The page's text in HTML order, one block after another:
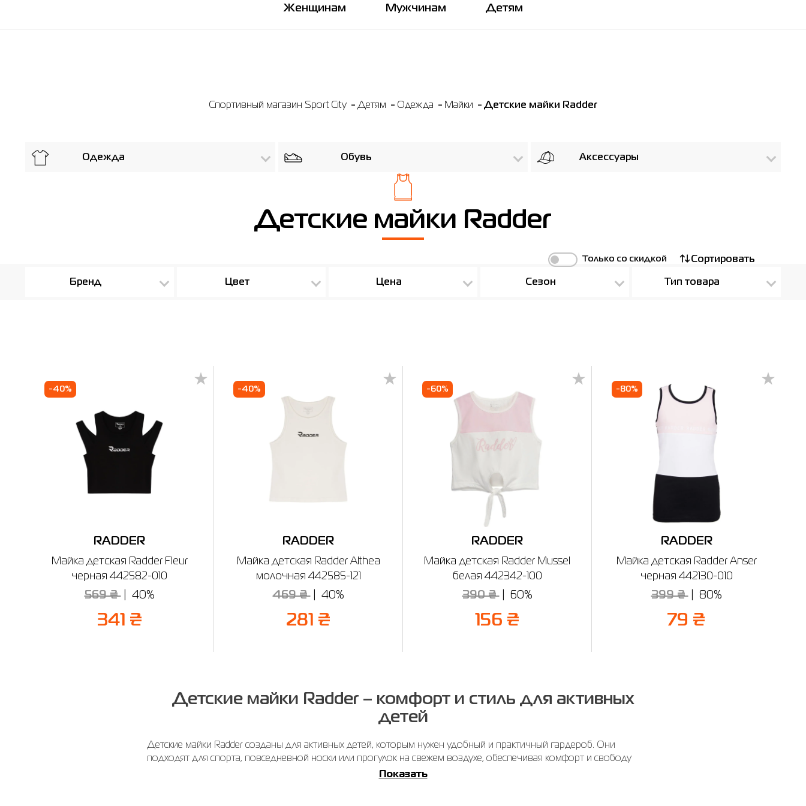
Женщинам Мужчинам Детям
Спортивный магазин Sport City Детям Одежда Майки Детские майки Radder
Одежда Обувь Аксессуары
Детские майки Radder
Только со скидкой Сортировать
Бренд Цвет Цена Сезон Тип товара
-40%
RADDER
Майка детская Radder Fleur
черная 442582-010
569 ₴ 40%
341 ₴
-40%
RADDER
Майка детская Radder Althea
молочная 442585-121
469 ₴ 40%
281 ₴
-60%
RADDER
Майка детская Radder Mussel
белая 442342-100
390 ₴ 60%
156 ₴
-80%
RADDER
Майка детская Radder Anser
черная 442130-010
399 ₴ 80%
79 ₴
Детские майки Radder – комфорт и стиль для активных
детей
Детские майки Radder созданы для активных детей, которым нужен удобный и практичный гардероб. Они
подходят для спорта, повседневной носки или прогулок на свежем воздухе, обеспечивая комфорт и свободу
Показать